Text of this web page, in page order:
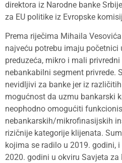
direktora iz Narodne banke
za EU politike iz Evropske
Prema riječima Mihaila
najveću potrebu imaju početnici
preduzeća, mikro i mali
nebankabilni segment privrede.
nevidljivi za banke jer iz
mogućnost da uzmu bankarski
neophodno omogućiti
nebankarskih/mikrofinasijskih
rizičnije kategorije klijenata.
kojima se radilo u 2019. godini,
2020. godini u okviru Savjeta za